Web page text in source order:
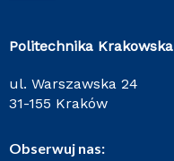
Politechnika Krakowska
ul. Warszawska 24
31-155 Kraków
Obserwuj nas: